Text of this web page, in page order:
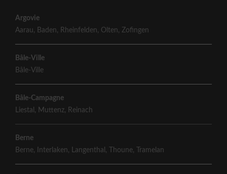
Argovie
Aarau, Baden, Rheinfelden, Olten,Zofingen
Bâle-Ville
Bâle-Ville
Bâle-Campagne
Liestal , Muttenz, Reinach
Berne
Berne, Interlaken, Langenthal , Thoune, Tramelan